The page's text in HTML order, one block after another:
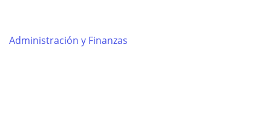
Administración y Finanzas